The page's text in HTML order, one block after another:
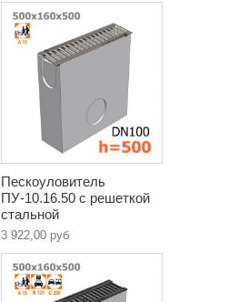
Пескоуловитель
ПУ-10.16.50 с решеткой
стальной
3 922,00 руб